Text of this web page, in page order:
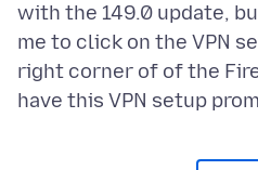
with the 149.0 update,
me to click on the VPN
right corner of of the